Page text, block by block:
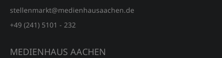
stellenmarkt@medienhausaachen.de
+49 (241) 5101 - 232
MEDIENHAUS AACHEN